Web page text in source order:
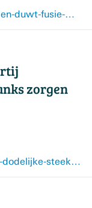
www.gelderlander.nl/rheden/rheden-duwt-fusie-met-brummen-verder-vooruit-ondanks-zorgen-over-afstand-tot-inwoners~a22da711/
zorgen
www.ad.nl/veenendaal/verdachte-dodelijke-steekpartij-veenendaal-blijft-in-cel-ondanks-zorgen-om-haar-kind~afb1860a/